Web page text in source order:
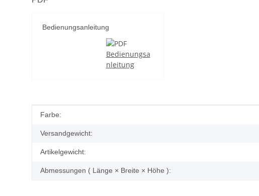
Bedienungsanleitung
Bedienungsa
nleitung
Produkteigenschaft
Wert
Farbe:
Versandgewicht:
Artikelgewicht:
Abmessungen ( Länge × Breite × Höhe ):